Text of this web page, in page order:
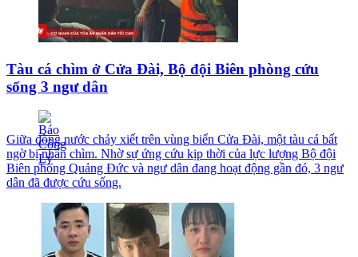
Tàu cá chìm ở Cửa Đài, Bộ đội Biên phòng cứu
sống 3 ngư dân
Giữa dòng nước chảy xiết trên vùng biển Cửa Đài, một tàu cá bất
ngờ bị nhấn chìm. Nhờ sự ứng cứu kịp thời của lực lượng Bộ đội
Biên phòng Quảng Đức và ngư dân đang hoạt động gần đó, 3 ngư
dân đã được cứu sống.